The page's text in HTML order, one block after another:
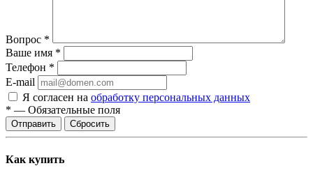
Вопрос *
Ваше имя *
Телефон *
E-mail
Я согласен на обработку персональных данных
* — Обязательные поля
Сбросить
Как купить